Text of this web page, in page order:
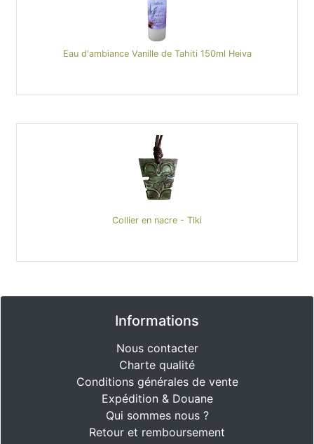
Eau d'ambiance Vanille de Tahiti 150ml Heiva
Collier en nacre - Tiki
Informations
Nous contacter
Charte qualité
Conditions générales de vente
Expédition & Douane
Qui sommes nous ?
Retour et remboursement